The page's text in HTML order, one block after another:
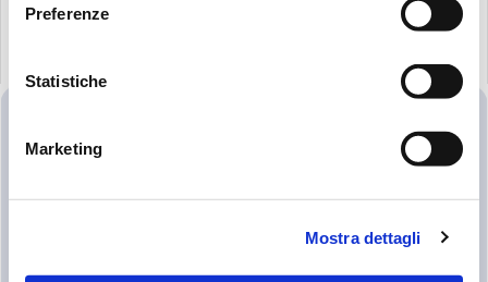
Preferenze
Statistiche
Marketing
Mostra dettagli
ÄHNLICHE